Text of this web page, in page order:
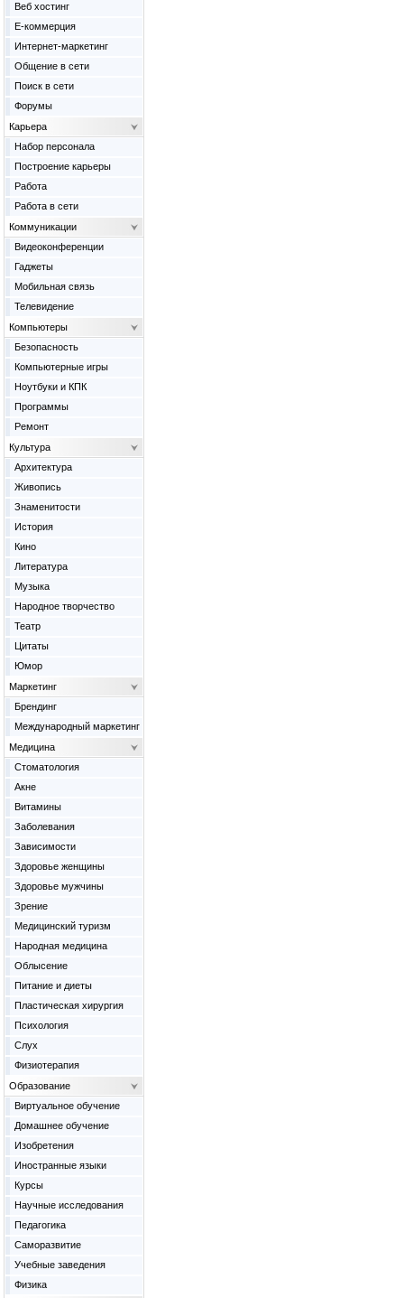
Веб хостинг
Е-коммерция
Интернет-маркетинг
Общение в сети
Поиск в сети
Форумы
Карьера
Набор персонала
Построение карьеры
Работа
Работа в сети
Коммуникации
Видеоконференции
Гаджеты
Мобильная связь
Телевидение
Компьютеры
Безопасность
Компьютерные игры
Ноутбуки и КПК
Программы
Ремонт
Культура
Архитектура
Живопись
Знаменитости
История
Кино
Литература
Музыка
Народное творчество
Театр
Цитаты
Юмор
Маркетинг
Брендинг
Международный маркетинг
Медицина
Cтоматология
Акне
Витамины
Заболевания
Зависимости
Здоровье женщины
Здоровье мужчины
Зрение
Медицинский туризм
Народная медицина
Облысение
Питание и диеты
Пластическая хирургия
Психология
Слух
Физиотерапия
Образование
Виртуальное обучение
Домашнее обучение
Изобретения
Иностранные языки
Курсы
Научные исследования
Педагогика
Саморазвитие
Учебные заведения
Физика